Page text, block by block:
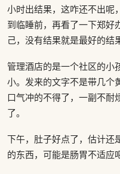
小时出结果，这咋还不出呢
到临睡前，再看了一下郑好
己，没有结果就是最好的结
管理酒店的是一个社区的小
小。发来的文字不是带几个
口气冲的不得了，一副不耐
了。
下午，肚子好点了，估计还
的东西，可能是肠胃不适应